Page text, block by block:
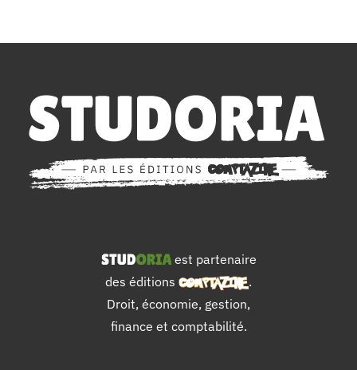
est partenaire
des éditions
.
Droit, économie, gestion,
finance et comptabilité.